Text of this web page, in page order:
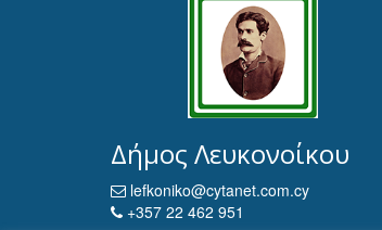
Δήμος Λευκονοίκου
lefkoniko@cytanet.com.cy
+357 22 462 951